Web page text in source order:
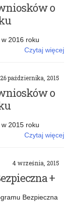
o
2016 roku
Czytaj więcej
26 października, 2015
o
2015 roku
Czytaj więcej
4 września, 2015
+
Bezpieczna